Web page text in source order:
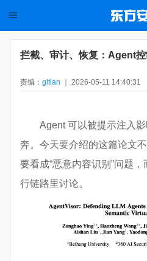
拦截、审计、恢复：Agent
责编： gltian ｜ 2026-05-11 14:40:31
Agent 可以被提示注入
奔。今天要介绍的这篇论文
要看成“恶意内容识别”问题
行链路里讨论。